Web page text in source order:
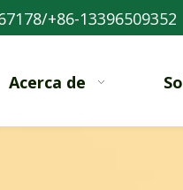
+86-13396509352
Acerca de